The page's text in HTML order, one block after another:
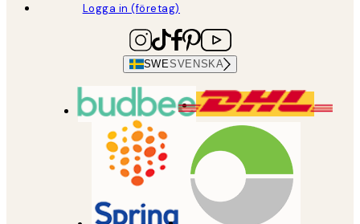
Logga in (företag)
SWESVENSKA